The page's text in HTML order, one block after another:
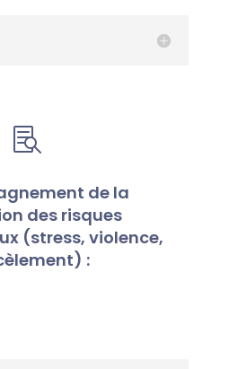

de la
des risques
(stress, violence,
: